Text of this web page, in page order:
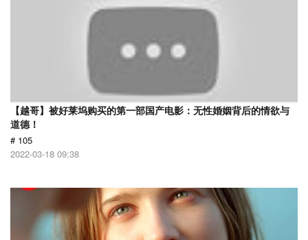
【越哥】被好莱坞购买的第一部国产电影：无性婚姻背后的情欲与
道德！
# 105
2022-03-18 09:38